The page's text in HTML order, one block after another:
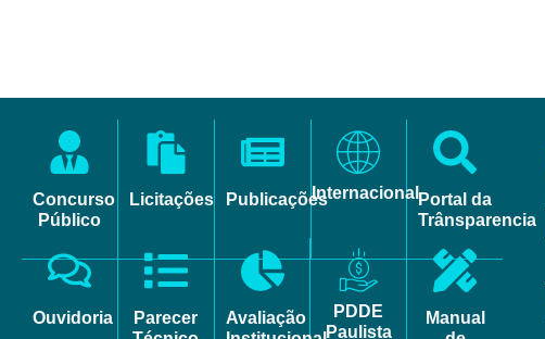
Concurso
Público
Licitações PublicaçõesInternacionalPortal da
Trânsparencia
Ouvidoria
Parecer
Avaliação
PDDE
Paulista
Manual